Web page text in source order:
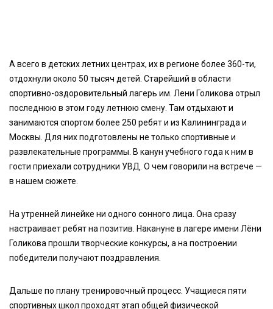
А всего в детских летних центрах, их в регионе более 360-ти,
отдохнули около 50 тысяч детей. Старейший в области
спортивно-оздоровительный лагерь им. Лени Голикова отрыл
последнюю в этом году летнюю смену. Там отдыхают и
занимаются спортом более 250 ребят и из Калининграда и
Москвы. Для них подготовлены не только спортивные и
развлекательные программы. В канун учебного года к ним в
гости приехали сотрудники УВД. О чем говорили на встрече —
в нашем сюжете.
На утренней линейке ни одного сонного лица. Она сразу
настраивает ребят на позитив. Накануне в лагере имени Лёни
Голикова прошли творческие конкурсы, а на построении
победители получают поздравления.
Дальше по плану тренировочный процесс. Учащиеся пяти
спортивных школ проходят этап общей физической